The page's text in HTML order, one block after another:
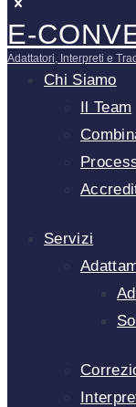
E-
Adattatori, Interpreti e
Chi Siamo
Il Team
Servizi